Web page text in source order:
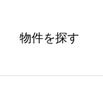
物件を探す